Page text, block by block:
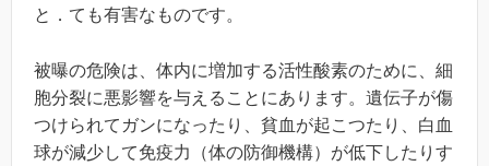
と．ても有害なものです。
被曝の危険は、体内に増加する活性酸素のために、細
胞分裂に悪影響を与えることにあります。遺伝子が傷
つけられてガンになったり、貧血が起こつたり、白血
球が減少して免疫力（体の防御機構）が低下したりす